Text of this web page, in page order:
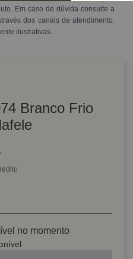
Em caso de dúvida consulte a
dos canais de atendimento.
ilustrativas.
Branco Frio
no momento